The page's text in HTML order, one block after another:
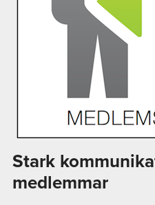
Stark
medlemmar